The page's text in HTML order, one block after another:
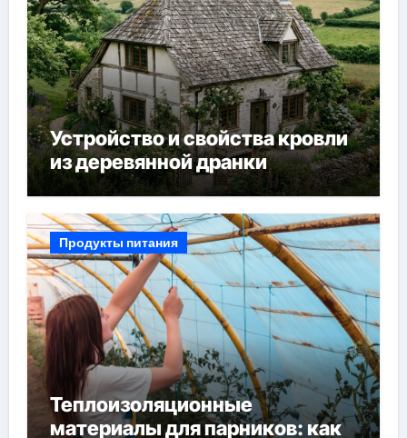
Устройство и свойства кровли
из деревянной дранки
Продукты питания
Теплоизоляционные
материалы для парников: как